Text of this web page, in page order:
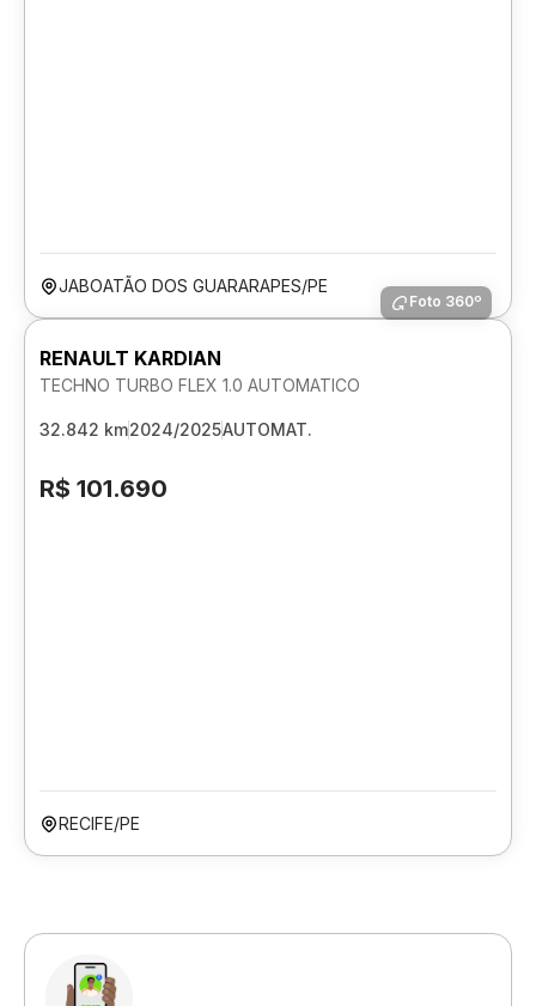
JABOATÃO DOS GUARARAPES/PE
Foto 360º
RENAULT KARDIAN
TECHNO TURBO FLEX 1.0 AUTOMATICO
32.842 km2024/2025AUTOMAT.
R$ 101.690
RECIFE/PE